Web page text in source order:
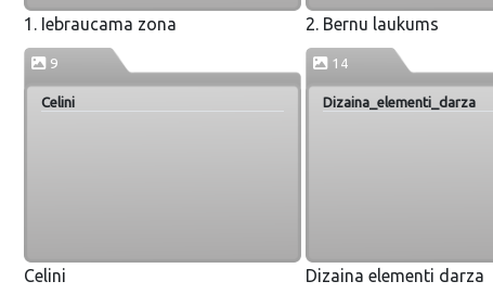
1. Iebraucama zona 2. Bernu laukums
9
Celini
Celini
14
Dizaina_elementi_darza
Dizaina elementi darza